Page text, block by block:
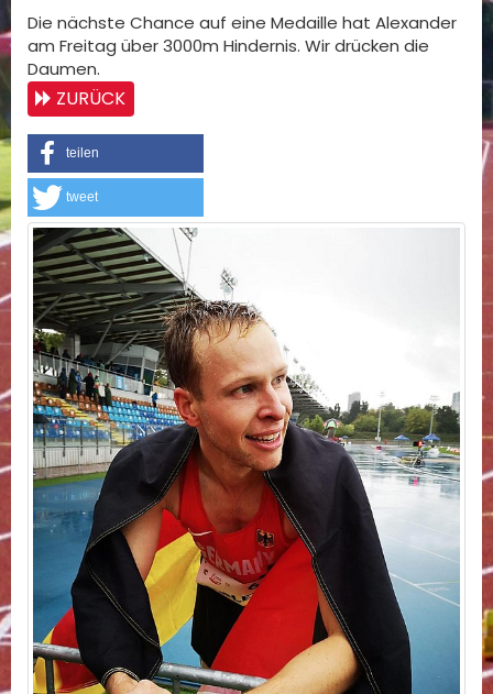
Die nächste Chance auf eine Medaille hat Alexander
am Freitag über 3000m Hindernis. Wir drücken die
Daumen.
ZURÜCK
teilen
tweet